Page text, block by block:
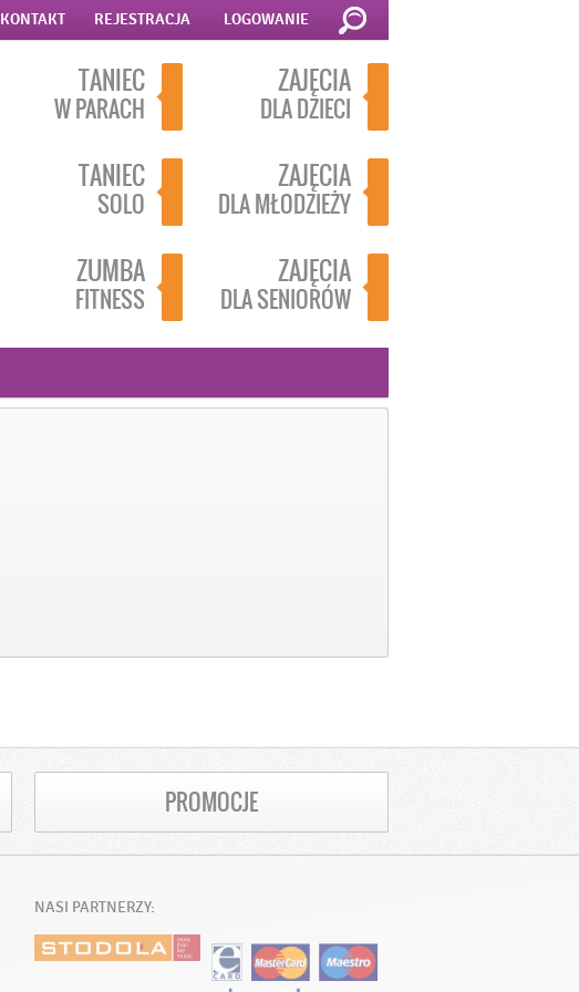
KONTAKT REJESTRACJA LOGOWANIE
TANIEC
W PARACH
TANIEC
SOLO
ZUMBA
FITNESS
ZAJĘCIA
DLA DZIECI
ZAJĘCIA
DLA MŁODZIEŻY
ZAJĘCIA
DLA SENIORÓW
PROMOCJE
NASI PARTNERZY: